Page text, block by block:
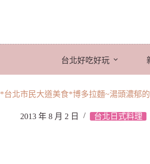
要
台北好吃好玩
*台北市民大道美食*博多拉麵~湯頭濃郁
2013 年 8 月 2 日 台北日式料理